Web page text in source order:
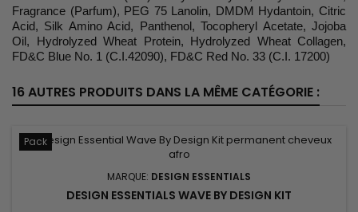
Fragrance (Parfum), PEG 75 Lanolin, DMDM Hydantoin, Citric
Acid, Silk Amino Acid, Panthenol, Tocopheryl Acetate, Jojoba
Oil, Hydrolyzed Wheat Protein, Hydrolyzed Wheat Collagen,
FD&C Blue No. 1 (C.I.42090), FD&C Red No. 33 (C.I. 17200)
16 AUTRES PRODUITS DANS LA MÊME CATÉGORIE :
Pack
MARQUE: DESIGN ESSENTIALS
DESIGN ESSENTIALS WAVE BY DESIGN KIT